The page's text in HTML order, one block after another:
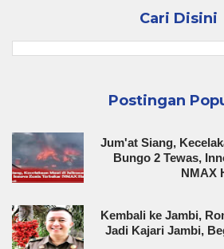
Cari Disini
Postingan
Jum'at Siang,
Bungo 2 Tewas,
NMAX
Kembali ke Jambi,
Jadi Kajari Jambi,